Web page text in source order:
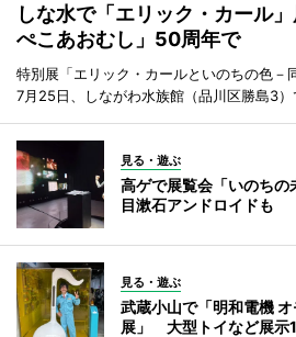
しな水で「エリック・カール
ぺこあおむし」50周年で
特別展「エリック・カールといのちの色－
7月25日、しながわ水族館（品川区勝島3）
見る・遊ぶ
高ゲで展覧会「いのち
目漱石アンドロイドも
見る・遊ぶ
武蔵小山で「明和電機
展」 大型トイなど展示